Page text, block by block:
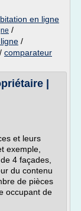
en ligne
/
/
/ comparateur
|
et leurs
exemple,
4 façades,
du contenu
de pièces
occupant de